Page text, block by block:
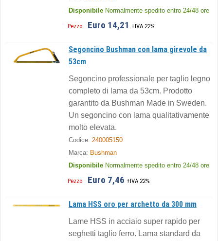
Disponibile Normalmente spedito entro 24/48 ore
Pezzo Euro 14,21 +IVA 22%
Segoncino Bushman con lama girevole da
53cm
Segoncino professionale per taglio legno
completo di lama da 53cm. Prodotto
garantito da Bushman Made in Sweden.
Un segoncino con lama qualitativamente
molto elevata.
Codice: 240005150
Marca: Bushman
Disponibile Normalmente spedito entro 24/48 ore
Pezzo Euro 7,46 +IVA 22%
Lama HSS oro per archetto da 300 mm
Lame HSS in acciaio super rapido per
seghetti taglio ferro. Lama standard da